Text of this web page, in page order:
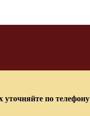
по телефону